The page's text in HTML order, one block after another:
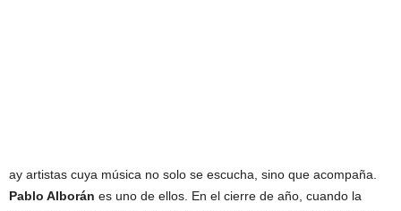
ay artistas cuya música no solo se escucha, sino que acompaña.
Pablo Alborán es uno de ellos. En el cierre de año, cuando la